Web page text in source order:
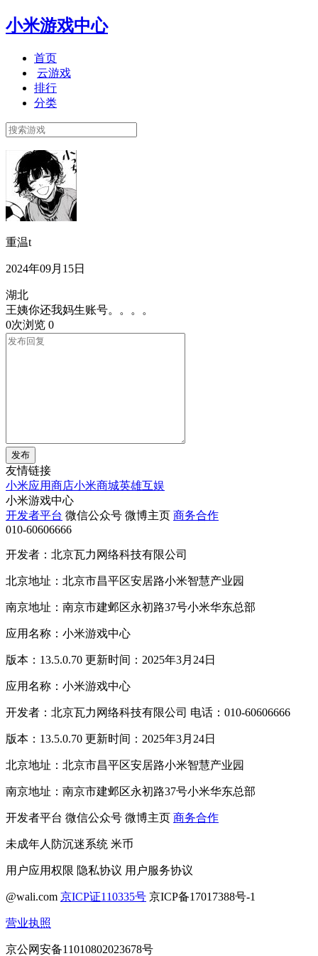
小米游戏中心
首页
云游戏
排行
分类
重温t
2024年09月15日
湖北
王姨你还我妈生账号。。。。
0次浏览 0
发布
友情链接
小米应用商店小米商城英雄互娱
小米游戏中心
开发者平台 微信公众号 微博主页 商务合作
010-60606666
开发者：北京瓦力网络科技有限公司
北京地址：北京市昌平区安居路小米智慧产业园
南京地址：南京市建邺区永初路37号小米华东总部
应用名称：小米游戏中心
版本：13.5.0.70 更新时间：2025年3月24日
应用名称：小米游戏中心
开发者：北京瓦力网络科技有限公司 电话：010-60606666
版本：13.5.0.70 更新时间：2025年3月24日
北京地址：北京市昌平区安居路小米智慧产业园
南京地址：南京市建邺区永初路37号小米华东总部
开发者平台 微信公众号 微博主页 商务合作
未成年人防沉迷系统 米币
用户应用权限 隐私协议 用户服务协议
@wali.com 京ICP证110335号 京ICP备17017388号-1
营业执照
京公网安备11010802023678号